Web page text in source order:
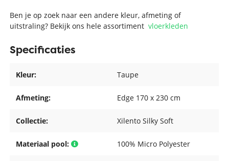
Ben je op zoek naar een andere kleur, afmeting of
uitstraling? Bekijk ons hele assortimentvloerkleden
Specificaties
Kleur: Taupe
Afmeting: Edge 170 x 230 cm
Collectie: Xilento Silky Soft
Materiaal pool: 100% Micro Polyester